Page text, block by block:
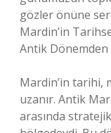
gözler önüne
Mardin’in
Antik Dönemden
Mardin’in tarihi,
uzanır. Antik
arasında